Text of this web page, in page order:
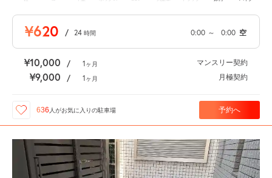
¥620 / 24 時間 0:00 ～ 0:00 空
¥10,000 / 1ヶ月 マンスリー契約
¥9,000 / 1ヶ月 月極契約
636 人がお気に入りの駐車場 予約へ